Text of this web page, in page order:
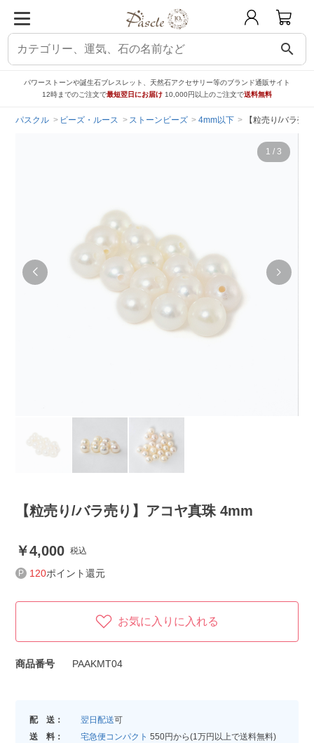
search
パワーストーンや誕生石ブレスレット、天然石アクセサリー等のブランド通販サイト
12時までのご注文で最短翌日にお届け 10,000円以上のご注文で送料無料
パスクル ビーズ・ルース ストーンビーズ 4mm以下 【粒売り/バラ売
1 / 3
【粒売り/バラ売り】アコヤ真珠 4mm
4,000 税込
120ポイント還元
お気に入りに入れる
商品番号 PAAKMT04
配 送： 翌日配送可
送 料：
宅急便コンパクト 550円から(1万円以上で送料無料)